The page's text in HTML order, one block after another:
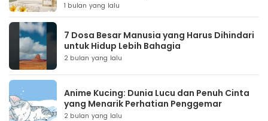
1 bulan yang lalu
7 Dosa Besar Manusia yang Harus Dihindari
untuk Hidup Lebih Bahagia
2 bulan yang lalu
Anime Kucing: Dunia Lucu dan Penuh Cinta
yang Menarik Perhatian Penggemar
2 bulan yang lalu